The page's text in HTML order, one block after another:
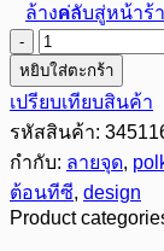
กลับสู่หน้าร้
ล้างค่า
จำนวน
ผ้า
คอ
ต
ต้อน
ทีซี
ลาย
หยิบใส่ตะกร้า
เปรียบเทียบสินค้า
รหัสสินค้า:
กำกับ: ลายจุด,
ต้อนทีซี, design
Product